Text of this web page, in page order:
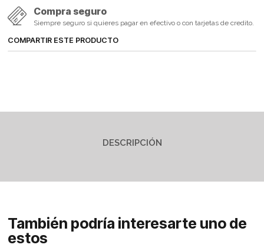
Compra seguro
Siempre seguro si quieres pagar en efectivo o con tarjetas de credito.
COMPARTIR ESTE PRODUCTO
DESCRIPCIÓN
También podría interesarte uno de
estos